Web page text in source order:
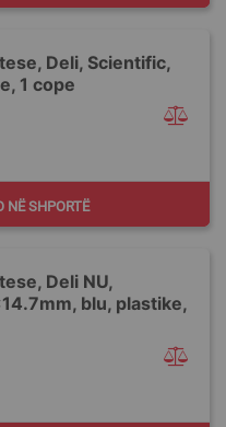
Deli, Scientific,
1 cope
NË SHPORTË
Deli NU,
blu, plastike,